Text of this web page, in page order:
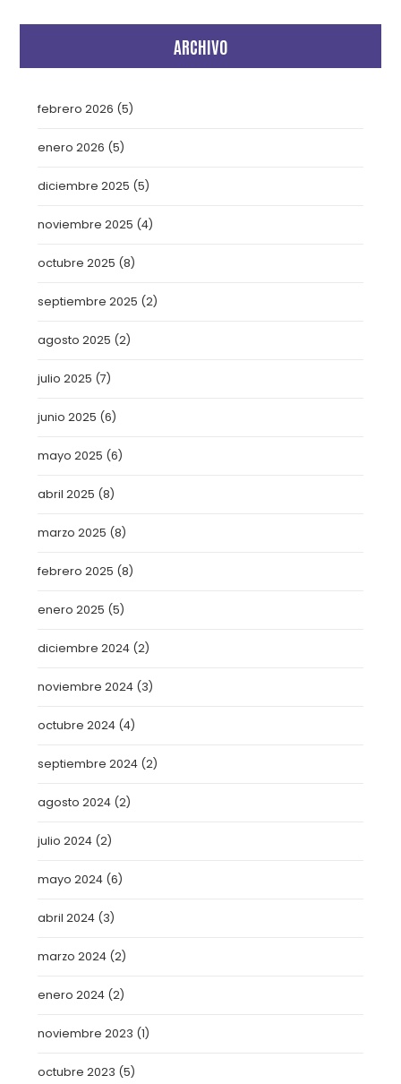
ARCHIVO
febrero 2026 (5)
enero 2026 (5)
diciembre 2025 (5)
noviembre 2025 (4)
octubre 2025 (8)
septiembre 2025 (2)
agosto 2025 (2)
julio 2025 (7)
junio 2025 (6)
mayo 2025 (6)
abril 2025 (8)
marzo 2025 (8)
febrero 2025 (8)
enero 2025 (5)
diciembre 2024 (2)
noviembre 2024 (3)
octubre 2024 (4)
septiembre 2024 (2)
agosto 2024 (2)
julio 2024 (2)
mayo 2024 (6)
abril 2024 (3)
marzo 2024 (2)
enero 2024 (2)
noviembre 2023 (1)
octubre 2023 (5)